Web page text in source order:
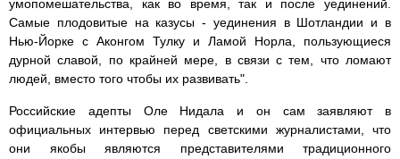
умопомешательства, как во время, так и после уединений.
Самые плодовитые на казусы - уединения в Шотландии и в
Нью-Йорке с Аконгом Тулку и Ламой Норла, пользующиеся
дурной славой, по крайней мере, в связи с тем, что ломают
людей, вместо того чтобы их развивать".
Российские адепты Оле Нидала и он сам заявляют в
официальных интервью перед светскими журналистами, что
они якобы являются представителями традиционного